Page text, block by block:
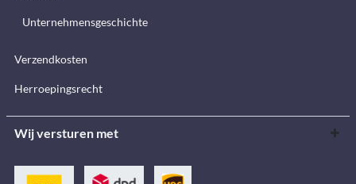
Unternehmensgeschichte
Verzendkosten
Herroepingsrecht
Wij versturen met